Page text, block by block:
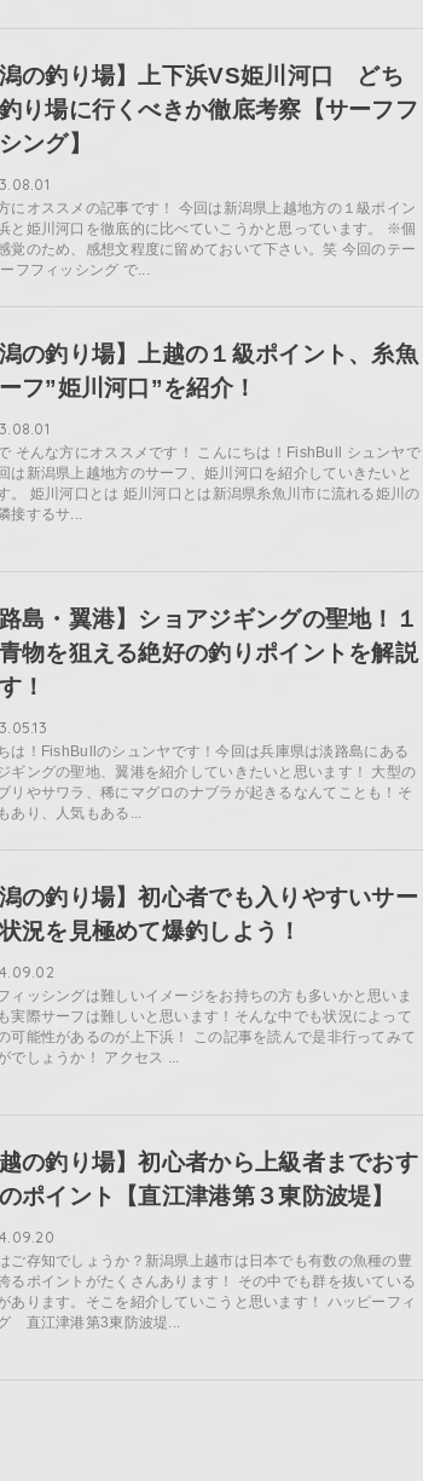
潟の釣り場】上下浜VS姫川河口 どち
り場に行くべきか徹底考察【サーフフ
ング】
にオススメの記事です！ 今回は新潟県上越地方の１級ポイン
と姫川河口を徹底的に比べていこうかと思っています。 ※個
覚のため、感想文程度に留めておいて下さい。笑 今回のテー
フフィッシング で...
潟の釣り場】上越の１級ポイント、糸魚
フ”姫川河口”を紹介！
そんな方にオススメです！ こんにちは！FishBull シュンヤで
は新潟県上越地方のサーフ、姫川河口を紹介していきたいと
。 姫川河口とは 姫川河口とは新潟県糸魚川市に流れる姫川の
接するサ...
路島・翼港】ショアジギングの聖地！１
物を狙える絶好の釣りポイントを解説
！
は！FishBullのシュンヤです！今回は兵庫県は淡路島にある
ギングの聖地、翼港を紹介していきたいと思います！ 大型の
リやサワラ、稀にマグロのナブラが起きるなんてことも！そ
あり、人気もある...
潟の釣り場】初心者でも入りやすいサー
況を見極めて爆釣しよう！
ィッシングは難しいイメージをお持ちの方も多いかと思いま
実際サーフは難しいと思います！そんな中でも状況によって
可能性があるのが上下浜！ この記事を読んで是非行ってみて
でしょうか！ アクセス ...
越の釣り場】初心者から上級者までおす
ポイント【直江津港第３東防波堤】
ご存知でしょうか？新潟県上越市は日本でも有数の魚種の豊
るポイントがたくさんあります！ その中でも群を抜いている
あります。そこを紹介していこうと思います！ ハッピーフィ
直江津港第3東防波堤...